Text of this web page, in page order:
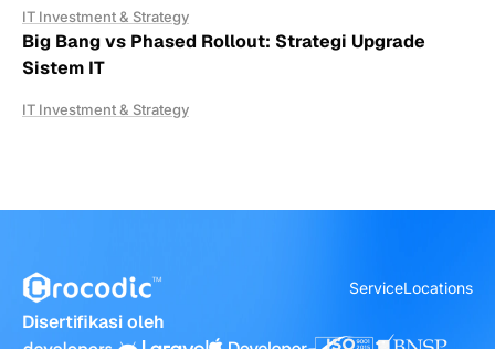
IT Investment & Strategy
Big Bang vs Phased Rollout: Strategi Upgrade
Sistem IT
IT Investment & Strategy
ServiceLocations
Disertifikasi oleh